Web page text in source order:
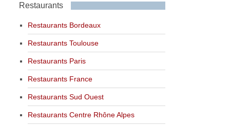
Restaurants
Restaurants Bordeaux
Restaurants Toulouse
Restaurants Paris
Restaurants France
Restaurants Sud Ouest
Restaurants Centre Rhône Alpes